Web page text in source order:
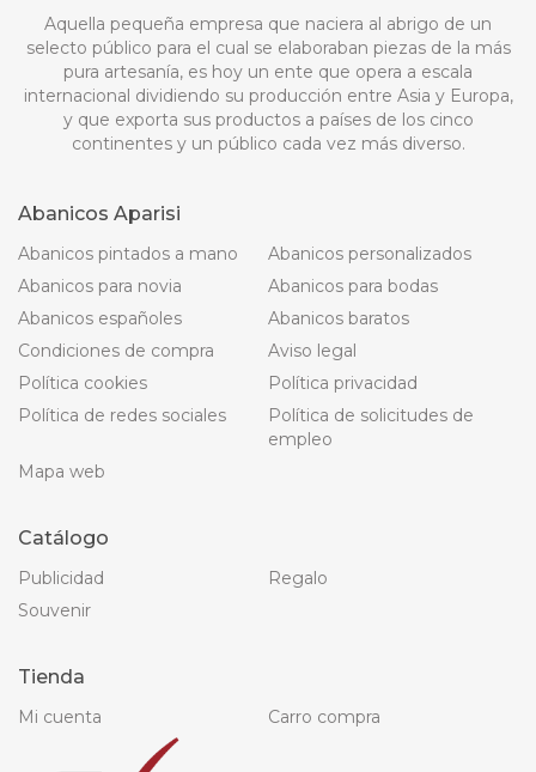
Aquella pequeña empresa que naciera al abrigo de un
selecto público para el cual se elaboraban piezas de la más
pura artesanía, es hoy un ente que opera a escala
internacional dividiendo su producción entre Asia y Europa,
y que exporta sus productos a países de los cinco
continentes y un público cada vez más diverso.
Abanicos Aparisi
Abanicos pintados a mano
Abanicos personalizados
Abanicos para novia
Abanicos para bodas
Abanicos españoles
Abanicos baratos
Condiciones de compra
Aviso legal
Política cookies
Política privacidad
Política de redes sociales
Política de solicitudes de
empleo
Mapa web
Catálogo
Publicidad
Regalo
Souvenir
Tienda
Mi cuenta Carro compra